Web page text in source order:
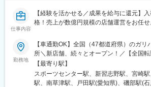
仕事内容
【経験を活かせる／成果を給与に還元】
格！売上が数億円規模の店舗運営をお任せ
勤務地
【車通勤OK】全国（47都道府県）のガ
所＼新店舗、続々とオープン！／【全国
慮】全国47都道府県のガリバー直営店お
外勤務のチャンスもあり）初期配属は相談
あり※U・Iターン歓迎※AI面接スタート！
【最寄り駅】
スポーツセンター駅、新習志野駅、宮崎
駅、南草津駅、戸田駅(愛知県)、磯部駅(石